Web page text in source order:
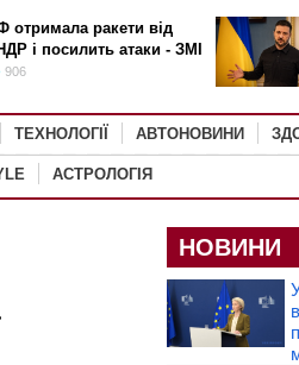
отримала ракети від
і посилить атаки - ЗМІ
906
ТЕХНОЛОГІЇ АВТОНОВИНИ
АСТРОЛОГІЯ
НОВИНИ